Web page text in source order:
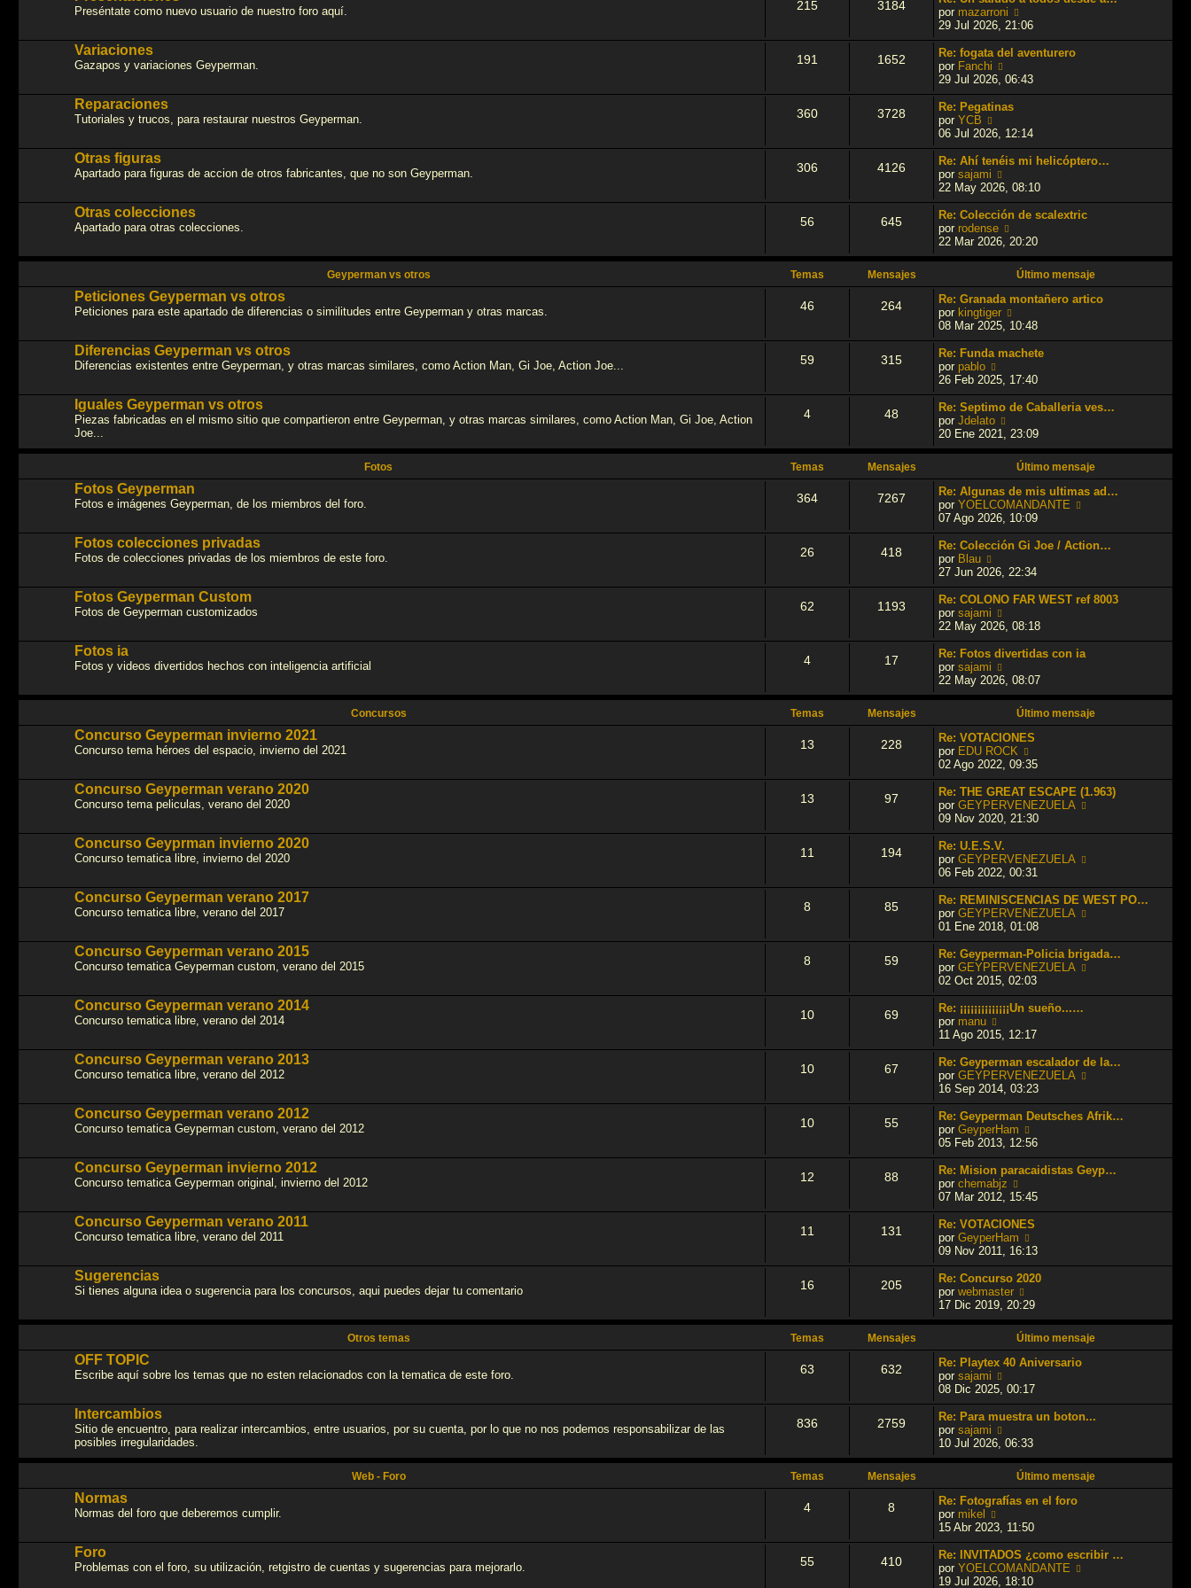
l
t
m
m
n
a
e
Preséntate como nuevo usuario de nuestro foro aquí. 215 3184
por mazarroni
e
r
ú
t
m
n
a
e
29 Jul 2026, 21:06
Variaciones
Gazapos y variaciones Geyperman. 191 1652
Re: fogata del aventurero
por Fanchi
e
r
ú
t
m
m
e
n
s
a
e
29 Jul 2026, 06:43
Reparaciones
Tutoriales y trucos, para restaurar nuestros Geyperman. 360 3728
Re: Pegatinas
por YCB
e
r
ú
l
t
m
o
m
n
a
j
e
06 Jul 2026, 12:14
Otras figuras
Apartado para figuras de accion de otros fabricantes, que no son Geyperman. 306 4126
Re: Ahí tenéis mi helicóptero…
por sajami
r
ú
l
m
e
n
s
a
j
e
22 May 2026, 08:10
Otras colecciones
Apartado para otras colecciones. 56 645
Re: Colección de scalextric
por rodense
e
r
i
m
o
m
e
n
s
a
j
e
22 Mar 2026, 20:20
Geyperman vs otros Temas Mensajes Último mensaje
Peticiones Geyperman vs otros
Peticiones para este apartado de diferencias o similitudes entre Geyperman y otras marcas. 46 264
Re: Granada montañero artico
por kingtiger
e
r
ú
t
m
m
n
s
a
j
e
08 Mar 2025, 10:48
Diferencias Geyperman vs otros
Diferencias existentes entre Geyperman, y otras marcas similares, como Action Man, Gi Joe, Action Joe... 59 315
Re: Funda machete
por pablo
e
r
ú
l
t
m
e
n
s
a
j
e
26 Feb 2025, 17:40
Iguales Geyperman vs otros
Piezas fabricadas en el mismo sitio que compartieron entre Geyperman, y otras marcas similares, como Action Man, Gi Joe, Action
Joe...
4 48
Re: Septimo de Caballeria ves…
por Jdelato
e
r
i
m
o
e
n
s
a
j
e
20 Ene 2021, 23:09
Fotos Temas Mensajes Último mensaje
Fotos Geyperman
Fotos e imágenes Geyperman, de los miembros del foro. 364 7267
Re: Algunas de mis ultimas ad…
por YOELCOMANDANTE
r
ú
m
n
e
07 Ago 2026, 10:09
Fotos colecciones privadas
Fotos de colecciones privadas de los miembros de este foro. 26 418
Re: Colección Gi Joe / Action…
por Blau
e
r
ú
t
m
o
m
n
a
j
e
27 Jun 2026, 22:34
Fotos Geyperman Custom
Fotos de Geyperman customizados 62 1193
Re: COLONO FAR WEST ref 8003
por sajami
r
ú
m
m
e
n
s
a
j
e
22 May 2026, 08:18
Fotos ia
Fotos y videos divertidos hechos con inteligencia artificial 4 17
Re: Fotos divertidas con ia
por sajami
r
t
i
m
o
m
e
n
s
a
j
e
22 May 2026, 08:07
Concursos Temas Mensajes Último mensaje
Concurso Geyperman invierno 2021
Concurso tema héroes del espacio, invierno del 2021 13 228
Re: VOTACIONES
por EDU ROCK
e
r
ú
l
t
o
m
n
s
a
e
02 Ago 2022, 09:35
Concurso Geyperman verano 2020
Concurso tema peliculas, verano del 2020 13 97
Re: THE GREAT ESCAPE (1.963)
por GEYPERVENEZUELA
r
m
n
09 Nov 2020, 21:30
Concurso Geyprman invierno 2020
Concurso tematica libre, invierno del 2020 11 194
Re: U.E.S.V.
por GEYPERVENEZUELA
r
ú
m
e
06 Feb 2022, 00:31
Concurso Geyperman verano 2017
Concurso tematica libre, verano del 2017 8 85
Re: REMINISCENCIAS DE WEST PO…
por GEYPERVENEZUELA
r
ú
n
e
01 Ene 2018, 01:08
Concurso Geyperman verano 2015
Concurso tematica Geyperman custom, verano del 2015 8 59
Re: Geyperman-Policia brigada…
por GEYPERVENEZUELA
r
m
n
e
02 Oct 2015, 02:03
Concurso Geyperman verano 2014
Concurso tematica libre, verano del 2014 10 69
Re: ¡¡¡¡¡¡¡¡¡¡¡¡¡¡Un sueño...…
por manu
e
r
ú
l
t
m
o
m
e
n
s
a
e
11 Ago 2015, 12:17
Concurso Geyperman verano 2013
Concurso tematica libre, verano del 2012 10 67
Re: Geyperman escalador de la…
por GEYPERVENEZUELA
r
ú
m
o
16 Sep 2014, 03:23
Concurso Geyperman verano 2012
Concurso tematica Geyperman custom, verano del 2012 10 55
Re: Geyperman Deutsches Afrik…
por GeyperHam
e
r
ú
t
m
m
n
a
e
05 Feb 2013, 12:56
Concurso Geyperman invierno 2012
Concurso tematica Geyperman original, invierno del 2012 12 88
Re: Mision paracaidistas Geyp…
por chemabjz
e
r
ú
t
m
o
m
n
s
a
j
e
07 Mar 2012, 15:45
Concurso Geyperman verano 2011
Concurso tematica libre, verano del 2011 11 131
Re: VOTACIONES
por GeyperHam
e
r
ú
t
m
o
m
e
n
a
j
09 Nov 2011, 16:13
Sugerencias
Si tienes alguna idea o sugerencia para los concursos, aqui puedes dejar tu comentario 16 205
Re: Concurso 2020
por webmaster
e
r
l
i
m
o
e
n
s
a
j
e
17 Dic 2019, 20:29
Otros temas Temas Mensajes Último mensaje
OFF TOPIC
Escribe aquí sobre los temas que no esten relacionados con la tematica de este foro. 63 632
Re: Playtex 40 Aniversario
por sajami
e
r
ú
t
m
m
e
n
s
a
j
e
08 Dic 2025, 00:17
Intercambios
Sitio de encuentro, para realizar intercambios, entre usuarios, por su cuenta, por lo que no nos podemos responsabilizar de las
posibles irregularidades.
836 2759
Re: Para muestra un boton...
por sajami
e
r
t
i
m
o
m
e
n
10 Jul 2026, 06:33
Web - Foro Temas Mensajes Último mensaje
Normas
Normas del foro que deberemos cumplir. 4 8
Re: Fotografías en el foro
por mikel
e
r
ú
l
15 Abr 2023, 11:50
Foro
Problemas con el foro, su utilización, retgistro de cuentas y sugerencias para mejorarlo. 55 410
Re: INVITADOS ¿como escribir …
por YOELCOMANDANTE
19 Jul 2026, 18:10